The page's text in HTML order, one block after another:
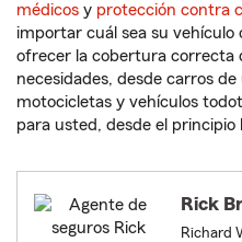
médicos y protección contra
importar cuál sea su vehículo
ofrecer la cobertura correcta
necesidades, desde carros
motocicletas y vehículos
para usted, desde el principio
Rick
Richard